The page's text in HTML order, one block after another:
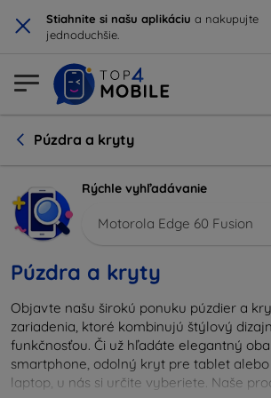
× Stiahnite si našu aplikáciu a nakupujte
jednoduchšie.
Púzdra a kryty
Rýchle vyhľadávanie
Motorola Edge 60 Fusion
Púzdra a kryty
Objavte našu širokú ponuku púzdier a
zariadenia, ktoré kombinujú štýlový
funkčnosťou. Či už hľadáte elegantný
smartphone, odolný kryt pre tablet
laptop, u nás si určite vyberiete. Naše